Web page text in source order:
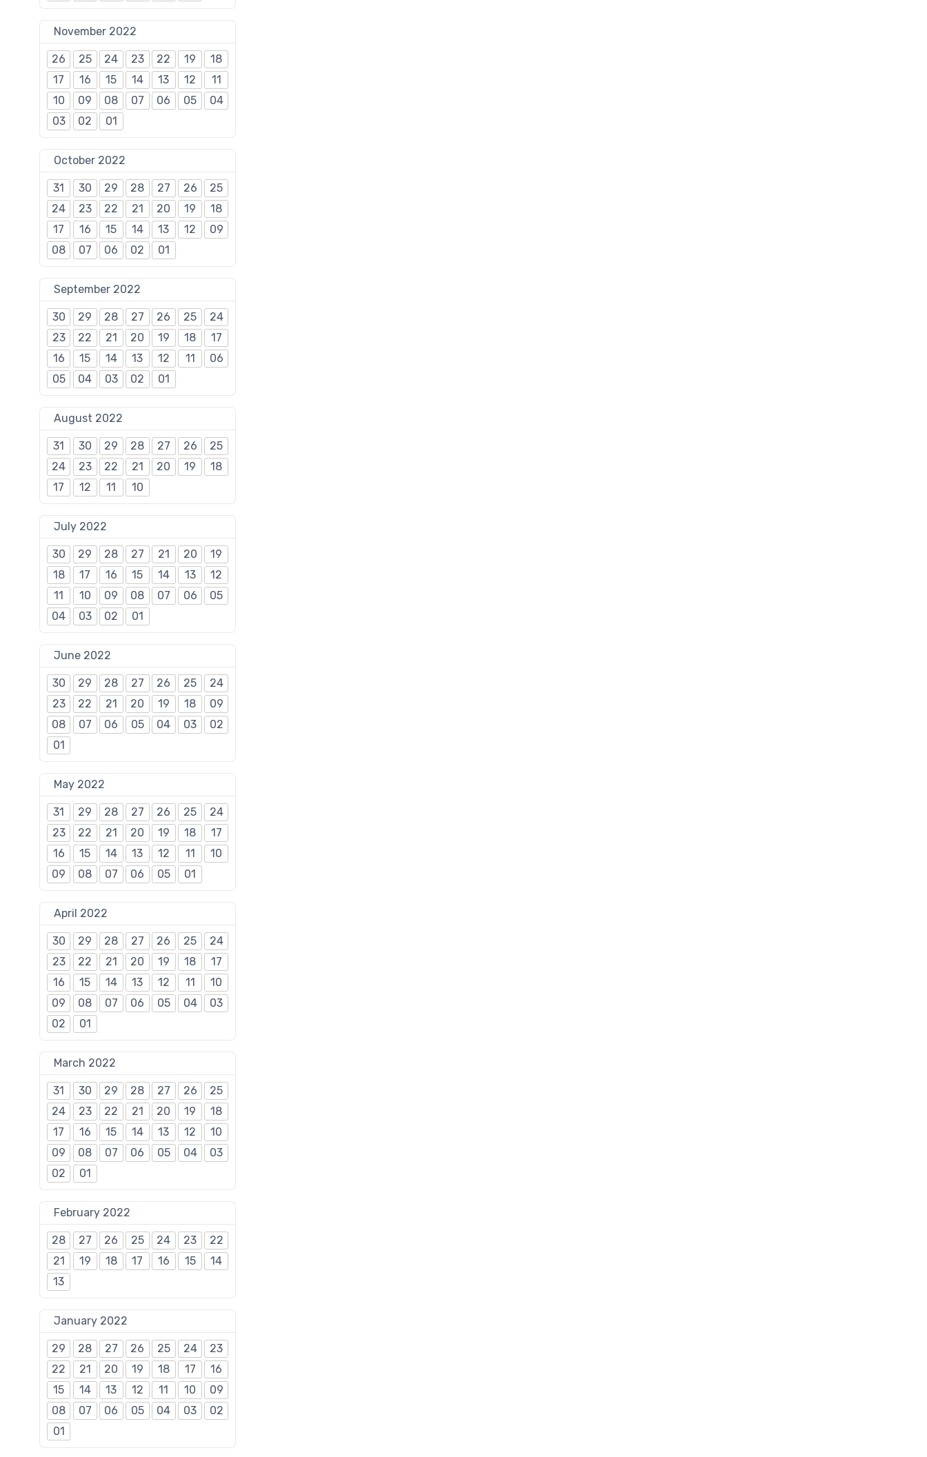
November 2022
26 25 24 23 22 19
18
17
16 15 14 13 12
11
10
09 08 07 06 05
04
03
02 01
October 2022
31 30 29 28 27 26
25
24
23 22 21 20 19
18
17
16 15 14 13 12
09
08
07 06 02 01
September 2022
30 29 28 27 26 25
24
23
22 21 20 19 18
17
16
15 14 13 12 11
06
05
04 03 02 01
August 2022
31 30 29 28 27 26
25
24
23 22 21 20 19
18
17
12 11 10
July 2022
30 29 28 27 21 20
19
18
17 16 15 14 13
12
11
10 09 08 07 06
05
04
03 02 01
June 2022
30 29 28 27 26 25
24
23
22 21 20 19 18
09
08
07 06 05 04 03
02
01
May 2022
31 29 28 27 26 25
24
23
22 21 20 19 18
17
16
15 14 13 12 11
10
09
08 07 06 05 01
April 2022
30 29 28 27 26 25
24
23
22 21 20 19 18
17
16
15 14 13 12 11
10
09
08 07 06 05 04
03
02
01
March 2022
31 30 29 28 27 26
25
24
23 22 21 20 19
18
17
16 15 14 13 12
10
09
08 07 06 05 04
03
02
01
February 2022
28 27 26 25 24 23
22
21
19 18 17 16 15
14
13
January 2022
29 28 27 26 25 24
23
22
21 20 19 18 17
16
15
14 13 12 11 10
09
08
07 06 05 04 03
02
01